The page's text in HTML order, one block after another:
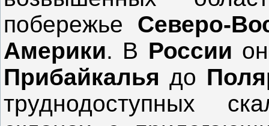
побережье Северо-
Америки. В России
Прибайкалья до
труднодоступных